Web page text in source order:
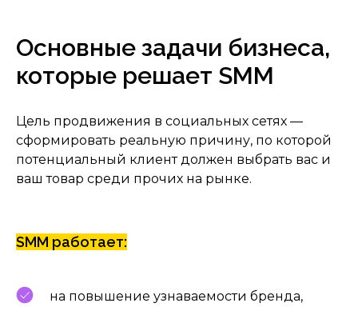
Основные задачи бизнеса,
которые решает SMM
Цель продвижения в социальных сетях —
сформировать реальную причину, по которой
потенциальный клиент должен выбрать вас и
ваш товар среди прочих на рынке.
SMM работает:
на повышение узнаваемости бренда,